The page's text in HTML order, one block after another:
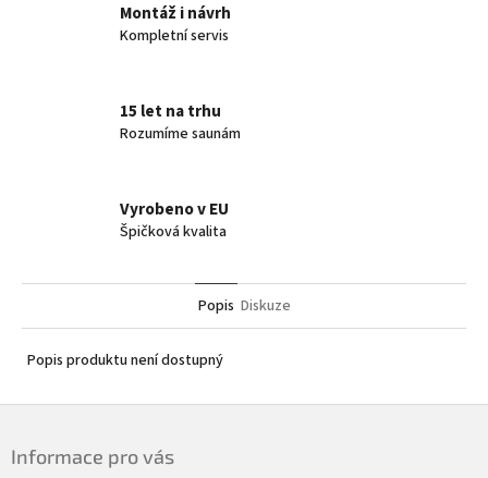
Montáž i návrh
Kompletní servis
15 let na trhu
Rozumíme saunám
Vyrobeno v EU
Špičková kvalita
Popis Diskuze
Popis produktu není dostupný
Informace pro vás